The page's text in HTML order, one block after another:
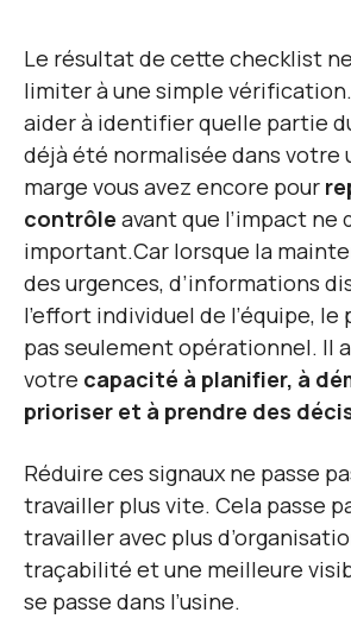
Le résultat de cette checklist
limiter à une simple
aider à identifier quelle partie
déjà été normalisée dans votre
marge vous avez encore pour
contrôle avant que l’impact ne
important.Car lorsque la
des urgences, d’informations
l’effort individuel de l’équipe, le
pas seulement opérationnel. Il
votre capacité à planifier, à
prioriser et à prendre des
Réduire ces signaux ne passe
travailler plus vite. Cela passe
travailler avec plus
traçabilité et une meilleure
se passe dans l’usine.